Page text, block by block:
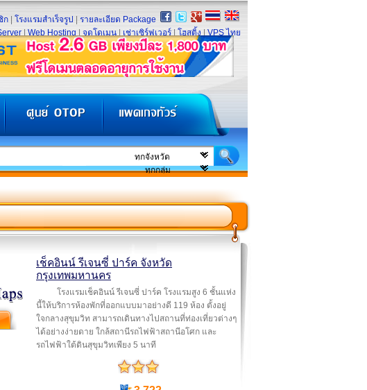
ก โรงแรมสำเร็จรูป
รายละเอียด Package
Web Hosting จดโดเมน เช่าเซิร์ฟเวอร์ โฮสติ้ง VPS ไทย
เช็คอินน์ รีเจนซี่ ปาร์ค จังหวัด
กรุงเทพมหานคร
โรงแรมเช็คอินน์ รีเจนซี่ ปาร์ค โรงแรมสูง 6 ชั้นแห่ง
นี้ให้บริการห้องพักที่ออกแบบมาอย่างดี 119 ห้อง ตั้งอยู่
ใจกลางสุขุมวิท สามารถเดินทางไปสถานที่ท่องเที่ยวต่างๆ
ได้อย่างง่ายดาย ใกล้สถานีรถไฟฟ้าสถานีอโศก และ
รถไฟฟ้าใต้ดินสุขุมวิทเพียง 5 นาที